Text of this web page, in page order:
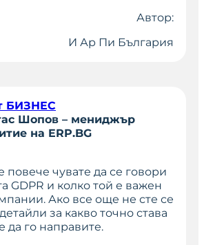
Автор:
И Ар Пи България
БИЗНЕС
Шопов – мениджър
на ERP.BG
повече чувате да се говори
GDPR и колко той е важен
Ако все още не сте се
за какво точно става
да го направите.